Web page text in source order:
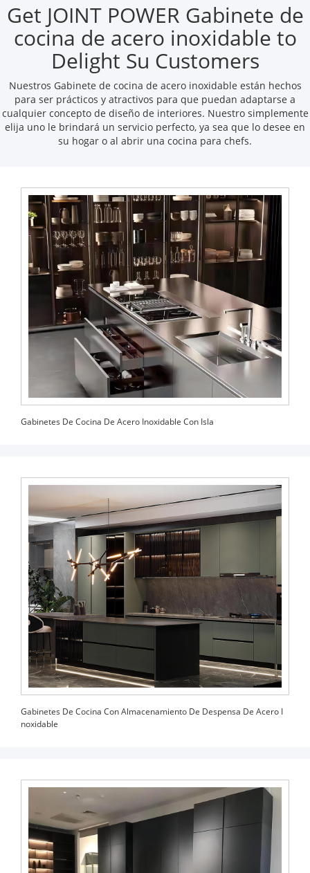
Get JOINT POWER Gabinete de
cocina de acero inoxidable to
Delight Su Customers
Nuestros Gabinete de cocina de acero inoxidable están hechos
para ser prácticos y atractivos para que puedan adaptarse a
cualquier concepto de diseño de interiores. Nuestro simplemente
elija uno le brindará un servicio perfecto, ya sea que lo desee en
su hogar o al abrir una cocina para chefs.
Gabinetes De Cocina De Acero Inoxidable Con Isla
Gabinetes De Cocina Con Almacenamiento De Despensa De Acero I
Noxidable